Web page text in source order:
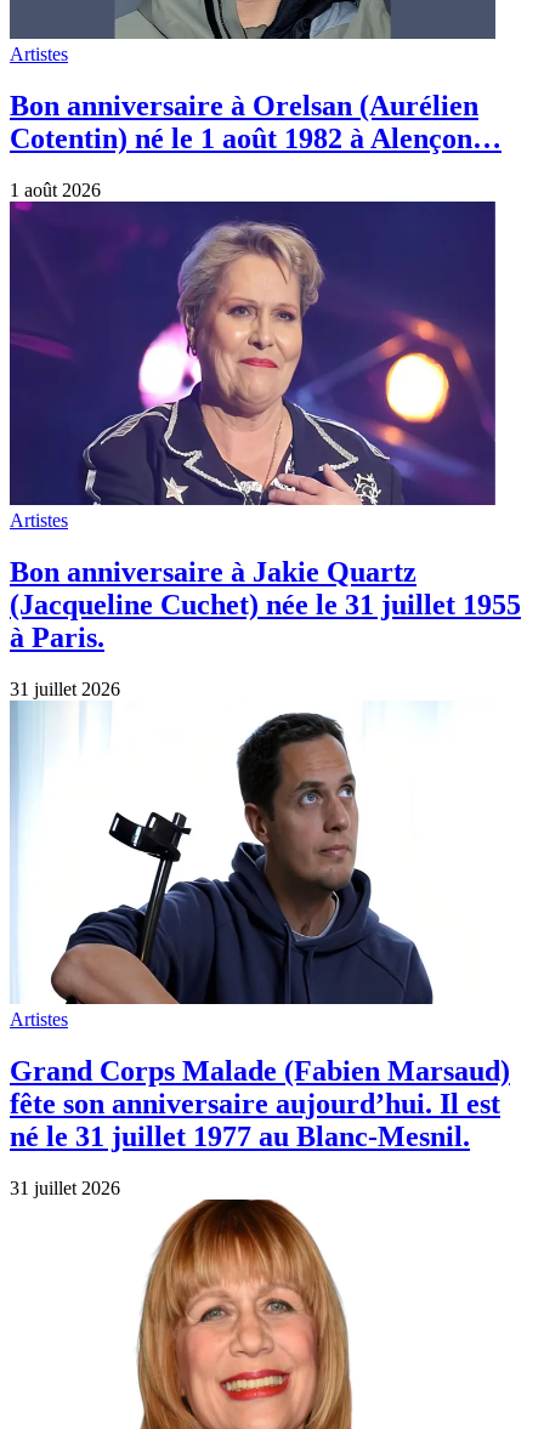
Artistes
Bon anniversaire à Orelsan (Aurélien
Cotentin) né le 1 août 1982 à Alençon…
1 août 2026
Artistes
Bon anniversaire à Jakie Quartz
(Jacqueline Cuchet) née le 31 juillet 1955
à Paris.
31 juillet 2026
Artistes
Grand Corps Malade (Fabien Marsaud)
fête son anniversaire aujourd’hui. Il est
né le 31 juillet 1977 au Blanc-Mesnil.
31 juillet 2026